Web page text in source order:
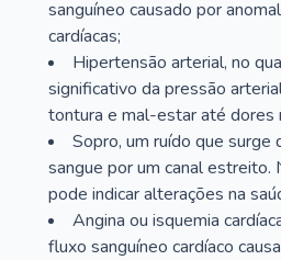
sanguíneo causado por
cardíacas;
Hipertensão arterial, no
significativo da pressão
tontura e mal-estar até dores
Sopro, um ruído que surge
sangue por um canal estreito.
pode indicar alterações na
Angina ou isquemia
fluxo sanguíneo cardíaco